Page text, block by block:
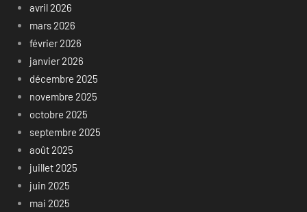
avril 2026
mars 2026
février 2026
janvier 2026
décembre 2025
novembre 2025
octobre 2025
septembre 2025
août 2025
juillet 2025
juin 2025
mai 2025